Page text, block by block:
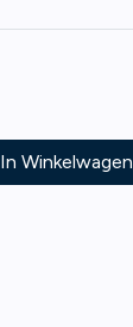
In Winkelwagen